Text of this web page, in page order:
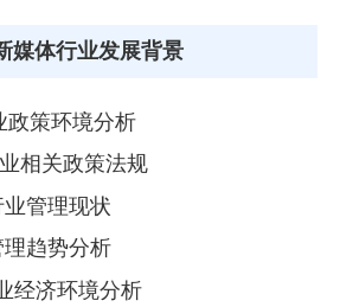
媒体行业发展背景
政策环境分析
相关政策法规
业管理现状
理趋势分析
经济环境分析